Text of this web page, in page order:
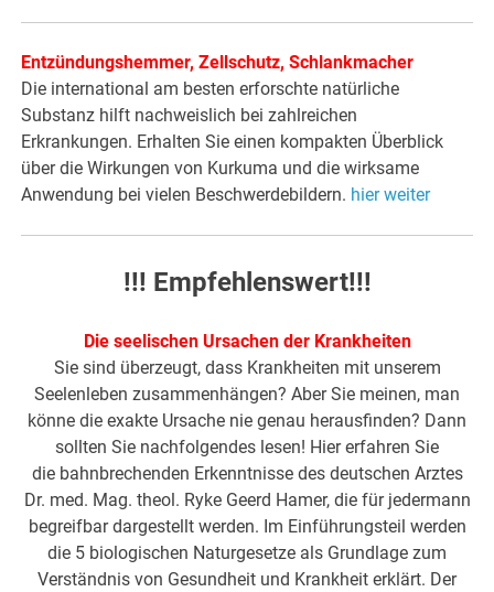
Entzündungshemmer, Zellschutz, Schlankmacher
Die international am besten erforschte natürliche
Substanz hilft nachweislich bei zahlreichen
Erkrankungen. Erhalten Sie einen kompakten Überblick
über die Wirkungen von Kurkuma und die wirksame
Anwendung bei vielen Beschwerdebildern. hier weiter
!!! Empfehlenswert!!!
Die seelischen Ursachen der Krankheiten
Sie sind überzeugt, dass Krankheiten mit unserem
Seelenleben zusammenhängen? Aber Sie meinen, man
könne die exakte Ursache nie genau herausfinden? Dann
sollten Sie nachfolgendes lesen! Hier erfahren Sie
die bahnbrechenden Erkenntnisse des deutschen Arztes
Dr. med. Mag. theol. Ryke Geerd Hamer, die für jedermann
begreifbar dargestellt werden. Im Einführungsteil werden
die 5 biologischen Naturgesetze als Grundlage zum
Verständnis von Gesundheit und Krankheit erklärt. Der